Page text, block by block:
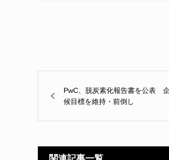
PwC、脱炭素化報告書を公表
候目標を維持・前倒し